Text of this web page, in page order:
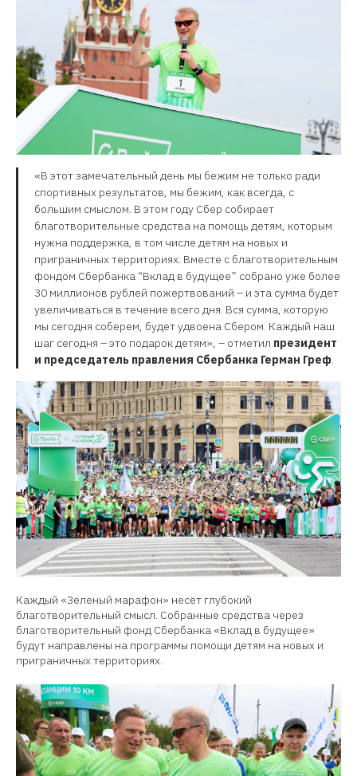
«В этот замечательный день мы бежим не только ради
спортивных результатов, мы бежим, как всегда, с
большим смыслом. В этом году Сбер собирает
благотворительные средства на помощь детям, которым
нужна поддержка, в том числе детям на новых и
приграничных территориях. Вместе с благотворительным
фондом Сбербанка “Вклад в будущее” собрано уже более
30 миллионов рублей пожертвований – и эта сумма будет
увеличиваться в течение всего дня. Вся сумма, которую
мы сегодня соберем, будет удвоена Сбером. Каждый наш
шаг сегодня – это подарок детям», – отметил президент
и председатель правления Сбербанка Герман Греф.
Каждый «Зеленый марафон» несёт глубокий
благотворительный смысл. Собранные средства через
благотворительный фонд Сбербанка «Вклад в будущее»
будут направлены на программы помощи детям на новых и
приграничных территориях.